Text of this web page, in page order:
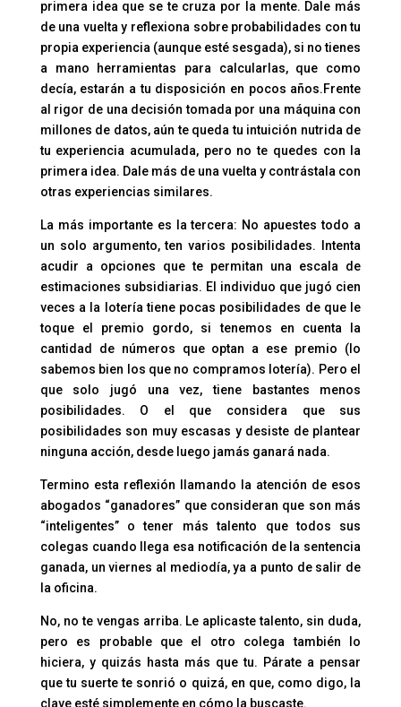
primera idea que se te cruza por la mente. Dale más
de una vuelta y reflexiona sobre probabilidades con tu
propia experiencia (aunque esté sesgada), si no tienes
a mano herramientas para calcularlas, que como
decía, estarán a tu disposición en pocos años.Frente
al rigor de una decisión tomada por una máquina con
millones de datos, aún te queda tu intuición nutrida de
tu experiencia acumulada, pero no te quedes con la
primera idea. Dale más de una vuelta y contrástala con
otras experiencias similares.
La más importante es la tercera: No apuestes todo a
un solo argumento, ten varios posibilidades. Intenta
acudir a opciones que te permitan una escala de
estimaciones subsidiarias. El individuo que jugó cien
veces a la lotería tiene pocas posibilidades de que le
toque el premio gordo, si tenemos en cuenta la
cantidad de números que optan a ese premio (lo
sabemos bien los que no compramos lotería). Pero el
que solo jugó una vez, tiene bastantes menos
posibilidades. O el que considera que sus
posibilidades son muy escasas y desiste de plantear
ninguna acción, desde luego jamás ganará nada.
Termino esta reflexión llamando la atención de esos
abogados “ganadores” que consideran que son más
“inteligentes” o tener más talento que todos sus
colegas cuando llega esa notificación de la sentencia
ganada, un viernes al mediodía, ya a punto de salir de
la oficina.
No, no te vengas arriba. Le aplicaste talento, sin duda,
pero es probable que el otro colega también lo
hiciera, y quizás hasta más que tu. Párate a pensar
que tu suerte te sonrió o quizá, en que, como digo, la
clave esté simplemente en cómo la buscaste.